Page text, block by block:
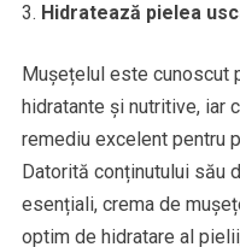
Hidratează pielea
Mușețelul este cunoscut
hidratante și nutritive, iar
remediu excelent pentru
Datorită conținutului său
esențiali, crema de
optim de hidratare al